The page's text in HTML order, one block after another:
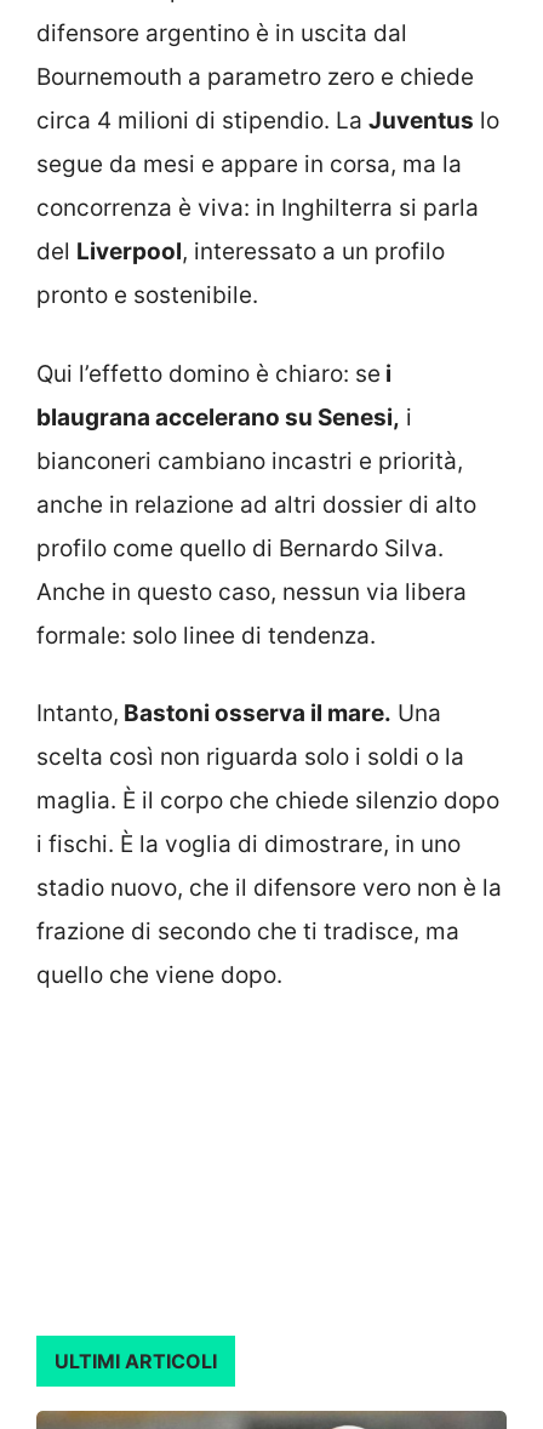
difensore argentino è in uscita dal
Bournemouth a parametro zero e chiede
circa 4 milioni di stipendio. La Juventus lo
segue da mesi e appare in corsa, ma la
concorrenza è viva: in Inghilterra si parla
del Liverpool, interessato a un profilo
pronto e sostenibile.
Qui l’effetto domino è chiaro: se i
blaugrana accelerano su Senesi, i
bianconeri cambiano incastri e priorità,
anche in relazione ad altri dossier di alto
profilo come quello di Bernardo Silva.
Anche in questo caso, nessun via libera
formale: solo linee di tendenza.
Intanto, Bastoni osserva il mare. Una
scelta così non riguarda solo i soldi o la
maglia. È il corpo che chiede silenzio dopo
i fischi. È la voglia di dimostrare, in uno
stadio nuovo, che il difensore vero non è la
frazione di secondo che ti tradisce, ma
quello che viene dopo.
ULTIMI ARTICOLI